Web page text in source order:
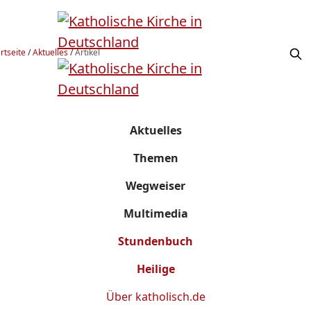
/Aktuelles/Artikel
Aktuelles
Themen
Wegweiser
Multimedia
Stundenbuch
Heilige
Über katholisch.de